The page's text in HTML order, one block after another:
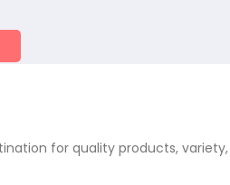
for quality products, variety,